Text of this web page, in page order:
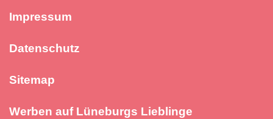
Impressum
Datenschutz
Sitemap
Werben auf Lüneburgs Lieblinge